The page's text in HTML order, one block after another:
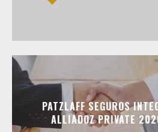
PATZLAFF SEGUROS
ALLIADOZ PRIVATE